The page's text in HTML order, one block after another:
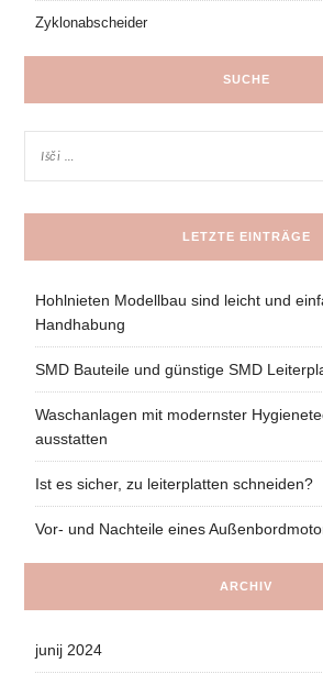
Zyklonabscheider
SUCHE
LETZTE EINTRÄGE
Hohlnieten Modellbau sind leicht und
Handhabung
SMD Bauteile und günstige SMD
Waschanlagen mit modernster
ausstatten
Ist es sicher, zu leiterplatten schneiden?
Vor- und Nachteile eines
ARCHIV
junij 2024